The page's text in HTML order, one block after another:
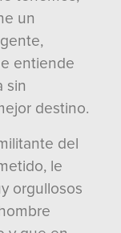
un
entiende
sin
destino.
del
le
orgullosos